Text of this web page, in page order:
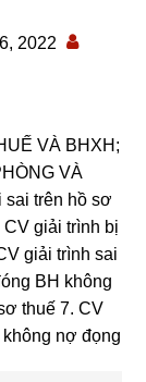
2022
VÀ BHXH;
VÀ
sai trên hồ sơ
giải trình bị
giải trình sai
BH không
thuế 7. CV
nợ đọng